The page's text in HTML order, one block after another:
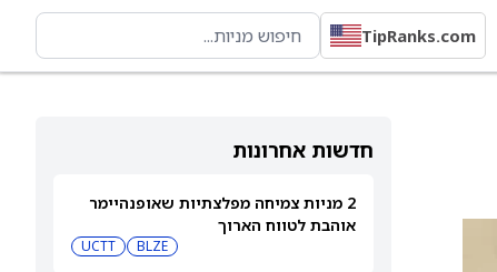
TipRanks.com
חדשות אחרונות
2 מניות צמיחה מפלצתיות שאופנהיימר
אוהבת לטווח הארוך
BLZE
UCTT